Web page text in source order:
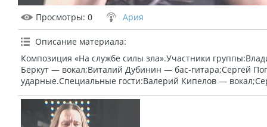
Просмотры: 0 Ария
Описание материала:
Композиция «На службе силы зла».Участники
Беркут — вокал;Виталий Дубинин — бас-гитара;Сергей
ударные.Специальные гости:Валерий Кипелов —